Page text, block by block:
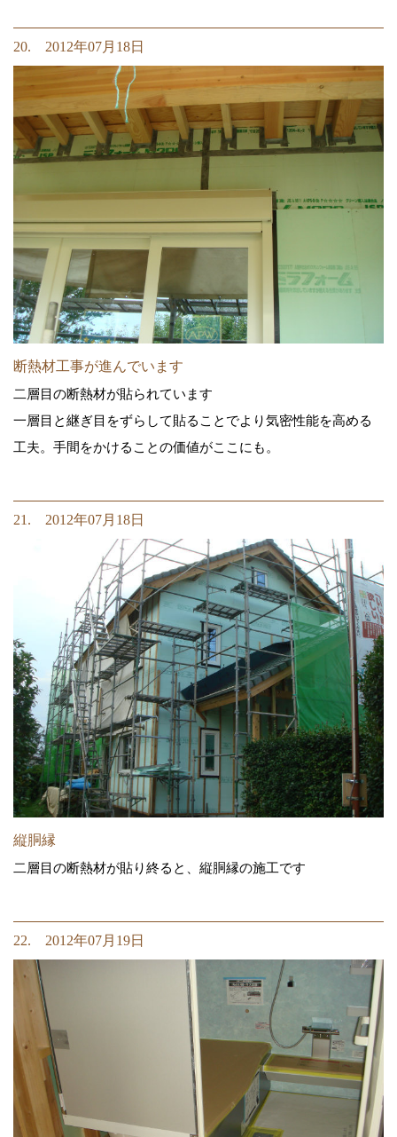
20. 2012年07月18日
断熱材工事が進んでいます
二層目の断熱材が貼られています
一層目と継ぎ目をずらして貼ることでより気密性能を高める
工夫。手間をかけることの価値がここにも。
21. 2012年07月18日
縦胴縁
二層目の断熱材が貼り終ると、縦胴縁の施工です
22. 2012年07月19日